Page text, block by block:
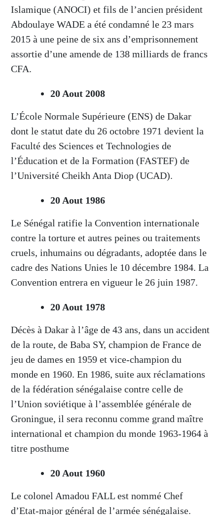
Islamique (ANOCI) et fils de l’ancien président
Abdoulaye WADE a été condamné le 23 mars
2015 à une peine de six ans d’emprisonnement
assortie d’une amende de 138 milliards de francs
CFA.
20 Aout 2008
L’École Normale Supérieure (ENS) de Dakar
dont le statut date du 26 octobre 1971 devient la
Faculté des Sciences et Technologies de
l’Éducation et de la Formation (FASTEF) de
l’Université Cheikh Anta Diop (UCAD).
20 Aout 1986
Le Sénégal ratifie la Convention internationale
contre la torture et autres peines ou traitements
cruels, inhumains ou dégradants, adoptée dans le
cadre des Nations Unies le 10 décembre 1984. La
Convention entrera en vigueur le 26 juin 1987.
20 Aout 1978
Décès à Dakar à l’âge de 43 ans, dans un accident
de la route, de Baba SY, champion de France de
jeu de dames en 1959 et vice-champion du
monde en 1960. En 1986, suite aux réclamations
de la fédération sénégalaise contre celle de
l’Union soviétique à l’assemblée générale de
Groningue, il sera reconnu comme grand maître
international et champion du monde 1963-1964 à
titre posthume
20 Aout 1960
Le colonel Amadou FALL est nommé Chef
d’Etat-major général de l’armée sénégalaise.